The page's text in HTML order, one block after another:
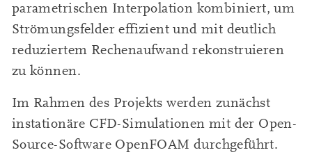
parametrischen Interpolation kombiniert, um
Strömungsfelder effizient und mit deutlich
reduziertem Rechenaufwand rekonstruieren
zu können.
Im Rahmen des Projekts werden zunächst
instationäre CFD-Simulationen mit der Open-
Source-Software OpenFOAM durchgeführt.